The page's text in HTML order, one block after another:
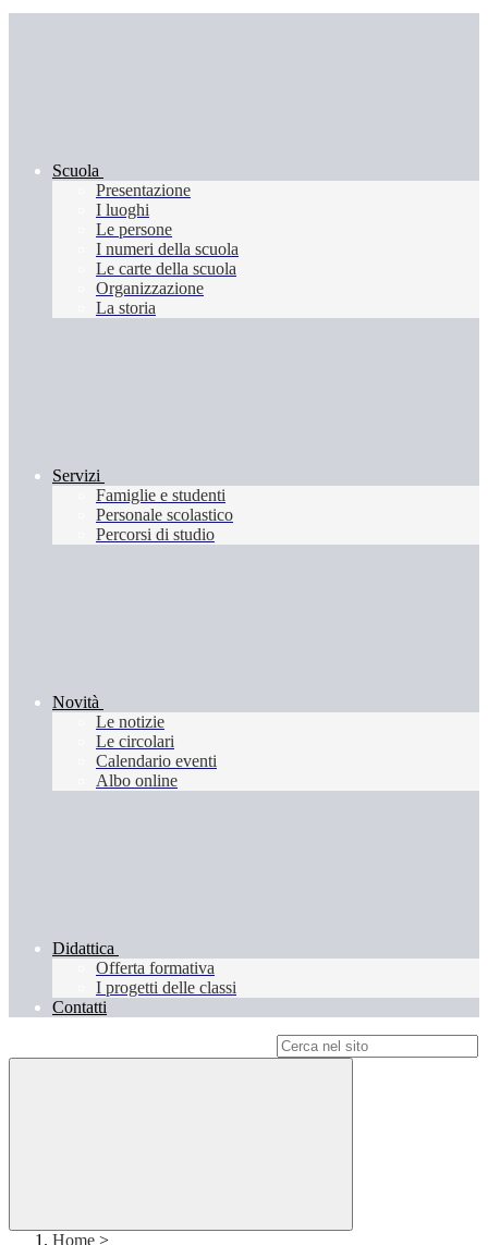
Scuola
Presentazione
I luoghi
Le persone
I numeri della scuola
Le carte della scuola
Organizzazione
La storia
Servizi
Famiglie e studenti
Personale scolastico
Percorsi di studio
Novità
Le notizie
Le circolari
Calendario eventi
Albo online
Didattica
Offerta formativa
I progetti delle classi
Contatti
Home >